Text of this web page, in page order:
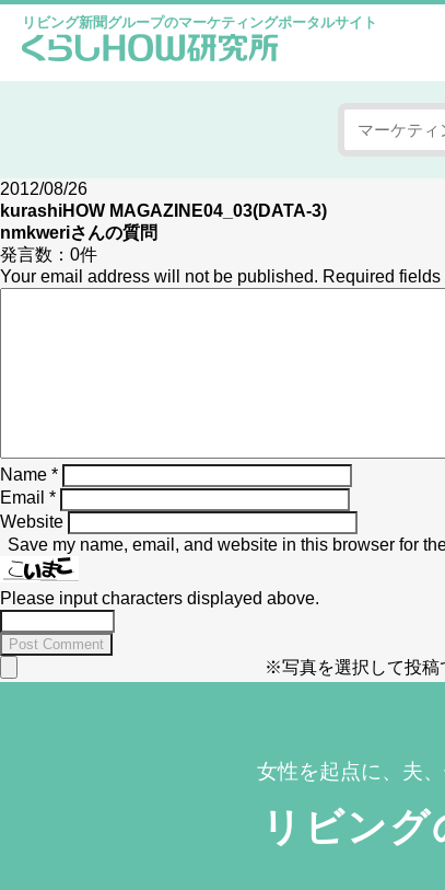
リビング新聞グループのマーケティングポータルサイト
2012/08/26
kurashiHOW MAGAZINE04_03(DATA-3)
nmkweriさんの質問
発言数： 0件
Your email address will not be published. Required fields
Name *
Email *
Website
Save my name, email, and website in this browser for
Please input characters displayed above.
※写真を選択して投
女性を起点に、夫
リビン